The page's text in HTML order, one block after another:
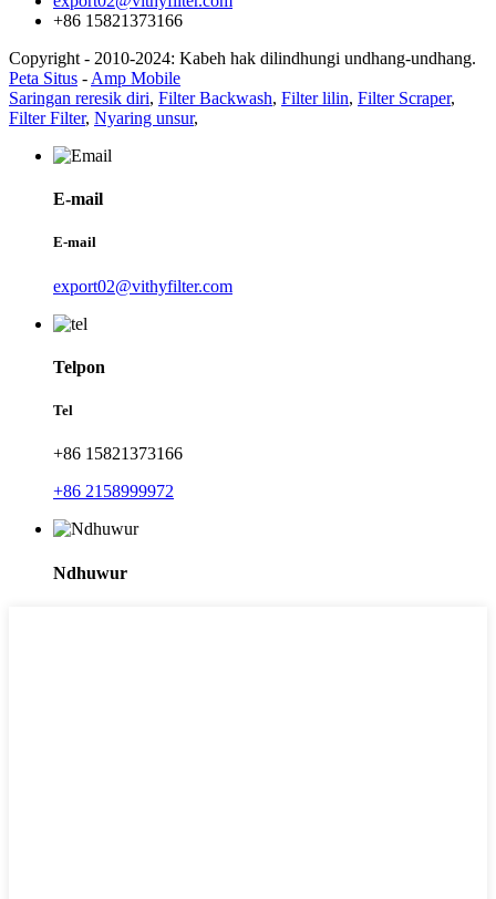
+86 15821373166
Copyright - 2010-2024: Kabeh hak dilindhungi undhang-undhang.
Peta Situs - Amp Mobile
Saringan reresik diri, Filter Backwash, Filter lilin, Filter Scraper,
Filter Filter, Nyaring unsur,
E-mail
E-mail
export02@vithyfilter.com
Telpon
Tel
+86 15821373166
+86 2158999972
Ndhuwur